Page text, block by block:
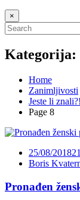
×
Kategorija:
Home
Zanimljivosti
Jeste li znali?!
Page 8
25/08/2018
Boris
Pronađen